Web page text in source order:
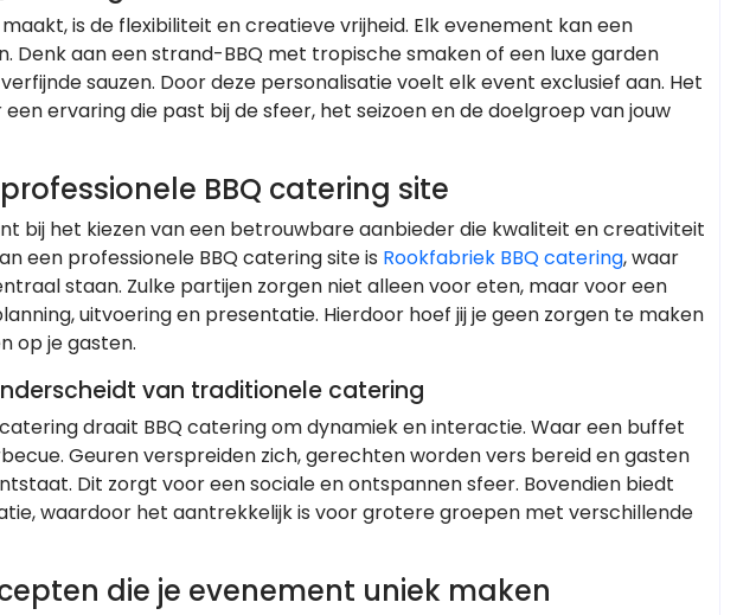
is de flexibiliteit en creatieve vrijheid. Elk evenement kan een
Denk aan een strand-BBQ met tropische smaken of een luxe garden
sauzen. Door deze personalisatie voelt elk event exclusief aan. Het
ervaring die past bij de sfeer, het seizoen en de doelgroep van jouw
BBQ catering site
bij het kiezen van een betrouwbare aanbieder die kwaliteit en creativiteit
een professionele BBQ catering site is Rookfabriek BBQ catering, waar
staan. Zulke partijen zorgen niet alleen voor eten, maar voor een
uitvoering en presentatie. Hierdoor hoef jij je geen zorgen te maken
op je gasten.
van traditionele catering
draait BBQ catering om dynamiek en interactie. Waar een buffet
Geuren verspreiden zich, gerechten worden vers bereid en gasten
Dit zorgt voor een sociale en ontspannen sfeer. Bovendien biedt
waardoor het aantrekkelijk is voor grotere groepen met verschillende
die je evenement uniek maken